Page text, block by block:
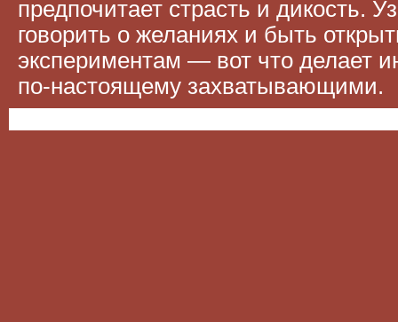
предпочитает страсть и дикость.
говорить о желаниях и быть
экспериментам — вот что делает
по-настоящему захватывающими.